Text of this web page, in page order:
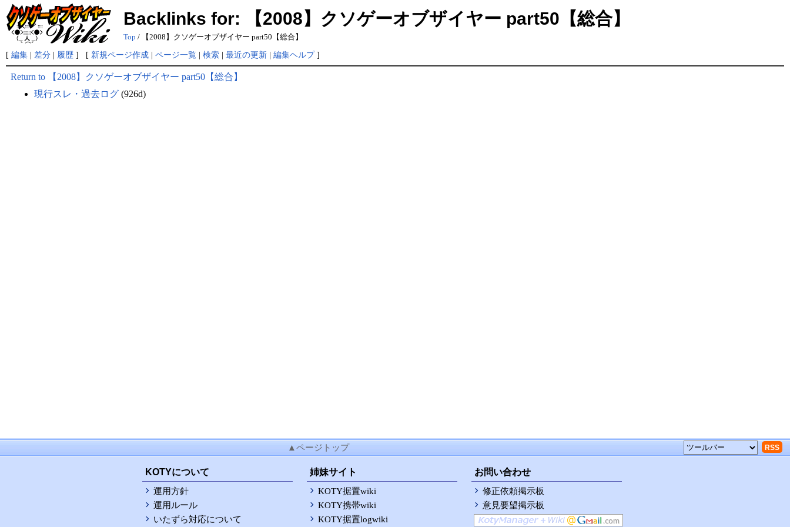
Backlinks for: 【2008】クソゲーオブザイヤー part50【総合】
Top / 【2008】クソゲーオブザイヤー part50【総合】
[ 編集 | 差分 | 履歴 ] [ 新規ページ作成 | ページ一覧 | 検索 | 最近の更新 | 編集ヘルプ ]
Return to 【2008】クソゲーオブザイヤー part50【総合】
現行スレ・過去ログ (926d)
▲ページトップ RSS
KOTYについて
運用方針
運用ルール
いたずら対応について
姉妹サイト
KOTY据置wiki
KOTY携帯wiki
KOTY据置logwiki
お問い合わせ
修正依頼掲示板
意見要望掲示板